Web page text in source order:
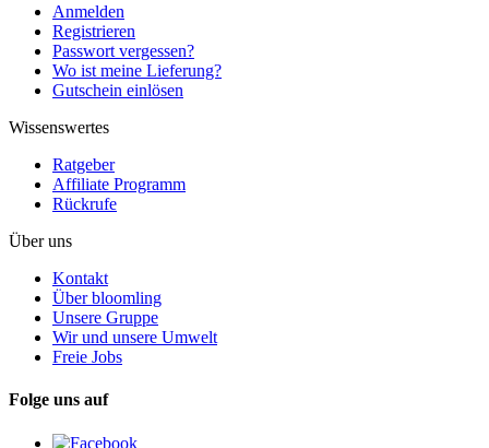
Anmelden
Registrieren
Passwort vergessen?
Wo ist meine Lieferung?
Gutschein einlösen
Wissenswertes
Ratgeber
Affiliate Programm
Rückrufe
Über uns
Kontakt
Über bloomling
Unsere Gruppe
Wir und unsere Umwelt
Freie Jobs
Folge uns auf